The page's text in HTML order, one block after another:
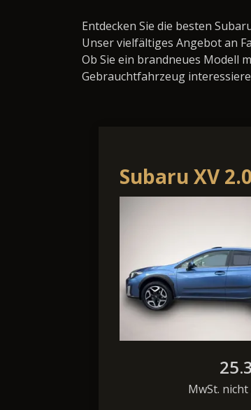
Entdecken Sie die besten
Unser vielfältiges Angebot an
Ob Sie ein brandneues Modell
Gebrauchtfahrzeug
Subaru XV
Lineartronic
MwSt.